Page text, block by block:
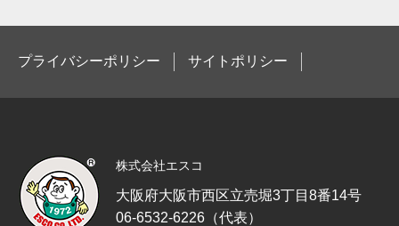
プライバシーポリシー サイトポリシー
株式会社エスコ
大阪府大阪市西区立売堀3丁目8番14号
06-6532-6226（代表）